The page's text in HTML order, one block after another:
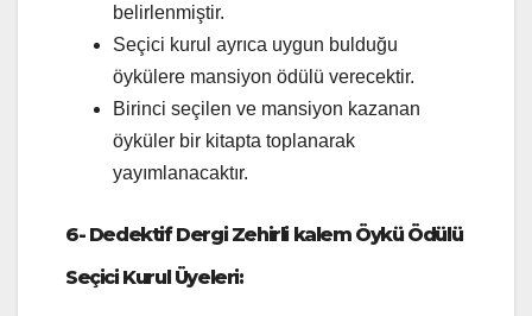
belirlenmiştir.
Seçici kurul ayrıca uygun bulduğu
öykülere mansiyon ödülü verecektir.
Birinci seçilen ve mansiyon kazanan
öyküler bir kitapta toplanarak
yayımlanacaktır.
6- Dedektif Dergi Zehirli kalem Öykü Ödülü
Seçici Kurul Üyeleri: